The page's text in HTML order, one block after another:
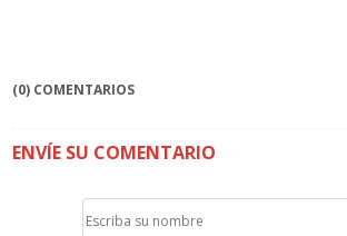
(0) COMENTARIOS
ENVÍE SU COMENTARIO